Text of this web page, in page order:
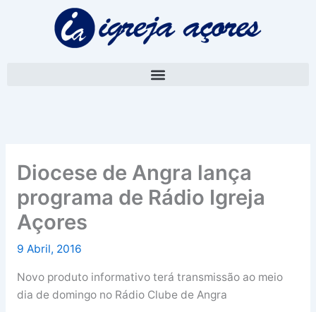
Diocese de Angra lança
programa de Rádio Igreja
Açores
9 Abril, 2016
Novo produto informativo terá transmissão ao meio
dia de domingo no Rádio Clube de Angra